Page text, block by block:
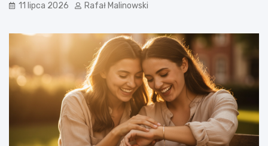
11 lipca 2026 Rafał Malinowski